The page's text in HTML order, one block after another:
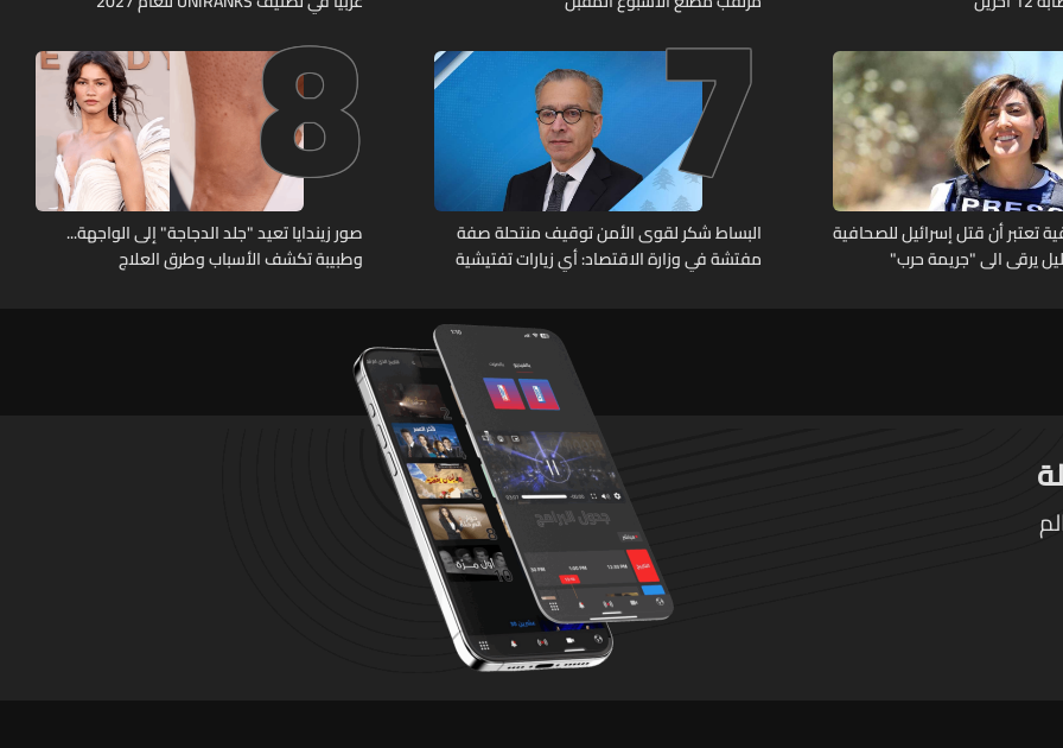
تعتبر أن قتل إسرائيل للصحافية
يرقى الى "جريمة حرب"
7
البساط شكر لقوى الأمن توقيف منتحلة صفة
مفتشة في وزارة الاقتصاد: أي زيارات تفتيشية
8
صور زيندايا تعيد "جلد الدجاجة" إلى الواجهة...
وطبيبة تكشف الأسباب وطرق العلاج